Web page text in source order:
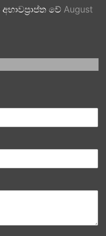
වේ August